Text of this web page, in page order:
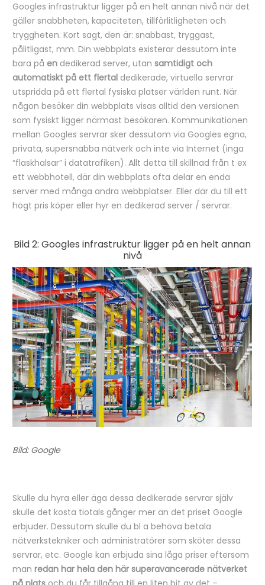
Googles infrastruktur ligger på en helt annan nivå när det
gäller snabbheten, kapaciteten, tillförlitligheten och
tryggheten. Kort sagt, den är: snabbast, tryggast,
pålitligast, mm. Din webbplats existerar dessutom inte
bara på en dedikerad server, utan samtidigt och
automatiskt på ett flertal dedikerade, virtuella servrar
utspridda på ett flertal fysiska platser världen runt. När
någon besöker din webbplats visas alltid den versionen
som fysiskt ligger närmast besökaren. Kommunikationen
mellan Googles servrar sker dessutom via Googles egna,
privata, supersnabba nätverk och inte via Internet (inga
“flaskhalsar” i datatrafiken). Allt detta till skillnad från t ex
ett webbhotell, där din webbplats ofta delar en enda
server med många andra webbplatser. Eller där du till ett
högt pris köper eller hyr en dedikerad server / servrar.
Bild 2: Googles infrastruktur ligger på en helt annan
nivå
Bild: Google
Skulle du hyra eller äga dessa dedikerade servrar själv
skulle det kosta tiotals gånger mer än det priset Google
erbjuder. Dessutom skulle du bl a behöva betala
nätverkstekniker och administratörer som sköter dessa
servrar, etc. Google kan erbjuda sina låga priser eftersom
man redan har hela den här superavancerade nätverket